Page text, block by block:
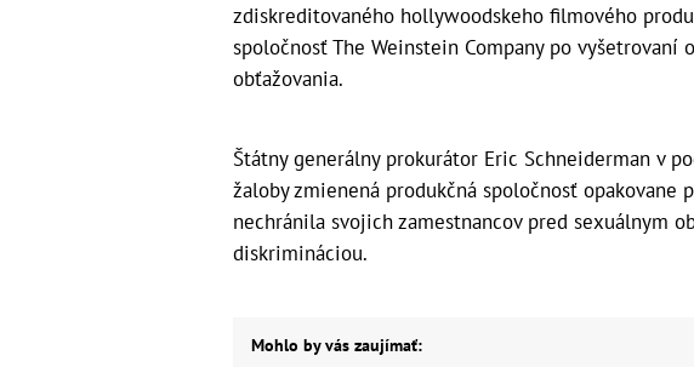
zdiskreditovaného hollywoodskeho filmového
spoločnosť The Weinstein Company po vyšetrovaní
obťažovania.
Štátny generálny prokurátor Eric Schneiderman v
žaloby zmienená produkčná spoločnosť opakovane
nechránila svojich zamestnancov pred sexuálnym
diskrimináciou.
Mohlo by vás zaujímať: